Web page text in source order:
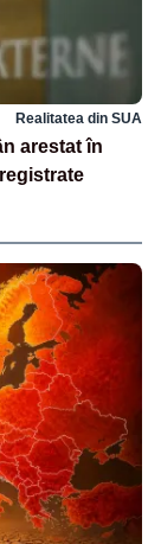
Realitatea din SUA
arestat în